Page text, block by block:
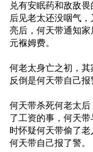
兑有安眠药和敌敌
后见老太还没咽气
亮后，何天带通知
元褓姆费。
何老太身亡之初，其
反倒是何天带自己报
何天带杀死何老太
了工资的事，何天
时怀疑何天带偷了老
何天带自己报了警。